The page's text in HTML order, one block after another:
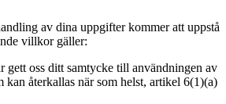
av dina uppgifter kommer att uppstå
villkor gäller:
gett oss ditt samtycke till användningen av
kan återkallas när som helst, artikel 6(1)(a)